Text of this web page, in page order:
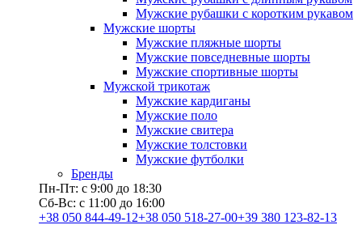
Мужские рубашки с коротким рукавом
Мужские шорты
Мужские пляжные шорты
Мужские повседневные шорты
Мужские спортивные шорты
Мужской трикотаж
Мужские кардиганы
Мужские поло
Мужские свитера
Мужские толстовки
Мужские футболки
Бренды
Пн-Пт: с 9:00 до 18:30
Сб-Вс: с 11:00 до 16:00
+38 050 844-49-12+38 050 518-27-00+39 380 123-82-13